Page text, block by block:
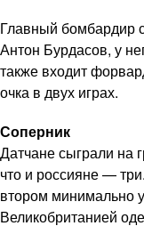
Главный бомбардир
Антон Бурдасов, у
также входит
очка в двух играх.
Соперник
Датчане сыграли на
что и россияне —
втором минимально
Великобританией